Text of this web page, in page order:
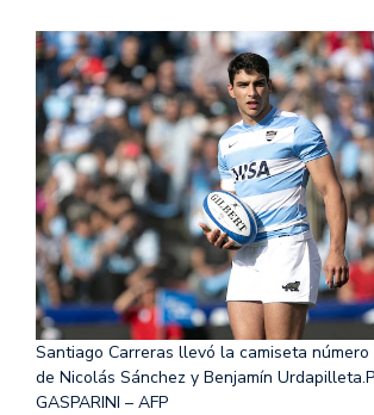
Santiago Carreras llevó la camiseta número
de Nicolás Sánchez y Benjamín Urdapilleta.
GASPARINI – AFP